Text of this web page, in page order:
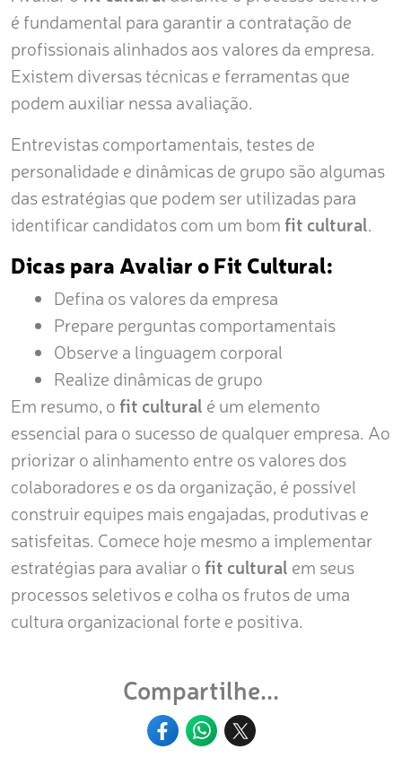
é fundamental para garantir a contratação de
profissionais alinhados aos valores da empresa.
Existem diversas técnicas e ferramentas que
podem auxiliar nessa avaliação.
Entrevistas comportamentais, testes de
personalidade e dinâmicas de grupo são algumas
das estratégias que podem ser utilizadas para
identificar candidatos com um bom fit cultural.
Dicas para Avaliar o Fit Cultural:
Defina os valores da empresa
Prepare perguntas comportamentais
Observe a linguagem corporal
Realize dinâmicas de grupo
Em resumo, o fit cultural é um elemento
essencial para o sucesso de qualquer empresa. Ao
priorizar o alinhamento entre os valores dos
colaboradores e os da organização, é possível
construir equipes mais engajadas, produtivas e
satisfeitas. Comece hoje mesmo a implementar
estratégias para avaliar o fit cultural em seus
processos seletivos e colha os frutos de uma
cultura organizacional forte e positiva.
Compartilhe...